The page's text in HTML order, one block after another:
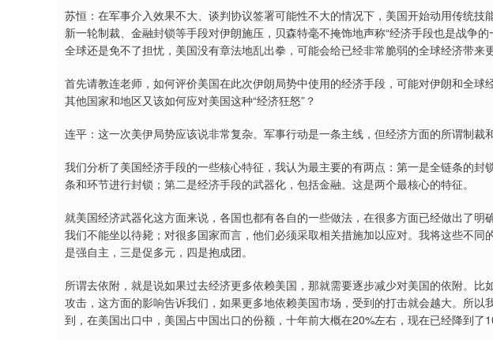
苏恒：在军事介入效果不大、谈判协议签署可能性不大的情况下，美国开始动用传统
新一轮制裁、金融封锁等手段对伊朗施压，贝森特毫不掩饰地声称“经济手段也是战争的
全球还是免不了担忧，美国没有章法地乱出拳，可能会给已经非常脆弱的全球经济带来
首先请教连老师，如何评价美国在此次伊朗局势中使用的经济手段，可能对伊朗和全球
其他国家和地区又该如何应对美国这种“经济狂怒”？
连平：这一次美伊局势应该说非常复杂。军事行动是一条主线，但经济方面的所谓制裁
我们分析了美国经济手段的一些核心特征，我认为最主要的有两点：第一是全链条的封
条和环节进行封锁；第二是经济手段的武器化，包括金融。这是两个最核心的特征。
就美国经济武器化这方面来说，各国也都有各自的一些做法，在很多方面已经做出了明
我们不能坐以待毙；对很多国家而言，他们必须采取相关措施加以应对。我将这些不同
是强自主，三是促多元，四是抱成团。
所谓去依附，就是说如果过去经济更多依赖美国，那就需要逐步减少对美国的依附。比
攻击，这方面的影响告诉我们，如果更多地依赖美国市场，受到的打击就会越大。所以
到，在美国出口中，美国占中国出口的份额，十年前大概在20%左右，现在已经降到了